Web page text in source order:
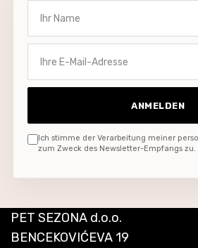
ANMELDEN
Ich stimme der Verarbeitung meiner
zum Zweck des Newsletter-Empfangs zu.
PET SEZONA d.o.o.
BENCEKOVIĆEVA 19